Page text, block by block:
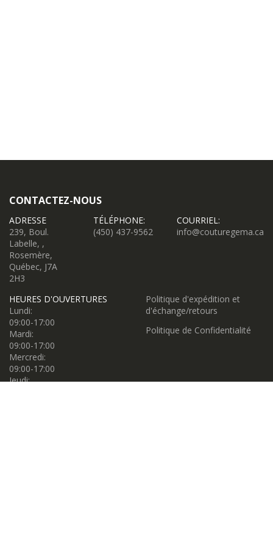
CONTACTEZ-NOUS
ADRESSE
239, Boul.
Labelle, ,
Rosemère,
Québec, J7A
2H3
TÉLÉPHONE:
(450) 437-9562
COURRIEL:
info@couturegema.ca
HEURES D'OUVERTURES
Lundi:
09:00-17:00
Mardi:
09:00-17:00
Mercredi:
09:00-17:00
Jeudi:
Politique d'expédition et
d'échange/retours
Politique de Confidentialité